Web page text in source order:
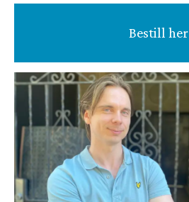
Bestill her